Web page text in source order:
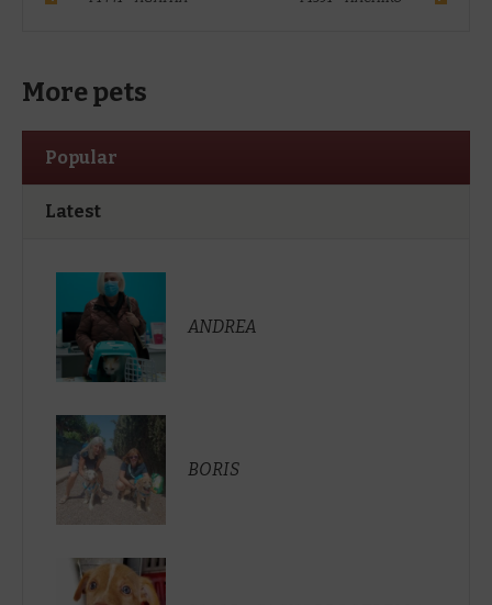
More pets
Popular
Latest
ANDREA
BORIS